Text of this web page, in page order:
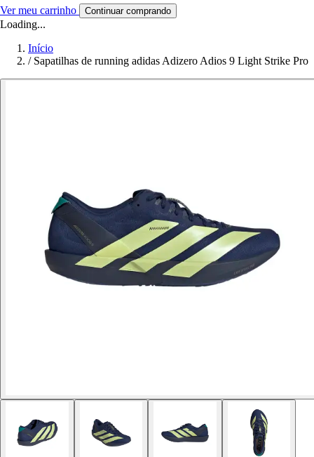
Ver meu carrinho Continuar comprando
Loading...
Início
/ Sapatilhas de running adidas Adizero Adios 9 Light Strike Pro